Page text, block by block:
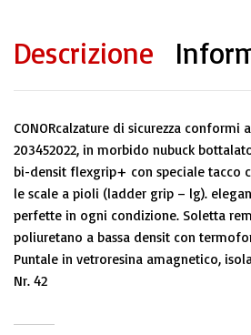
Descrizione
CONORcalzature di sicurezza conformi
203452022, in morbido nubuck
bi-densit flexgrip+ con speciale tacco
le scale a pioli (ladder grip – lg).
perfette in ogni condizione. Soletta
poliuretano a bassa densit con
Puntale in vetroresina amagnetico,
Nr. 42